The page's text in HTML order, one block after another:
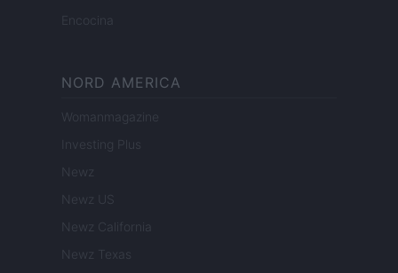
Encocina
NORD AMERICA
Womanmagazine
Investing Plus
Newz
Newz US
Newz California
Newz Texas